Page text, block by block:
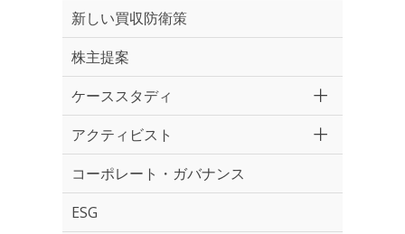
新しい買収防衛策
株主提案
ケーススタディ
アクティビスト
コーポレート・ガバナンス
ESG